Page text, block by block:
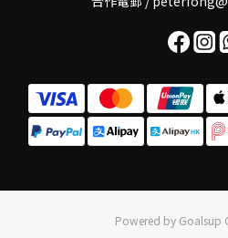
Powered by Goalsup